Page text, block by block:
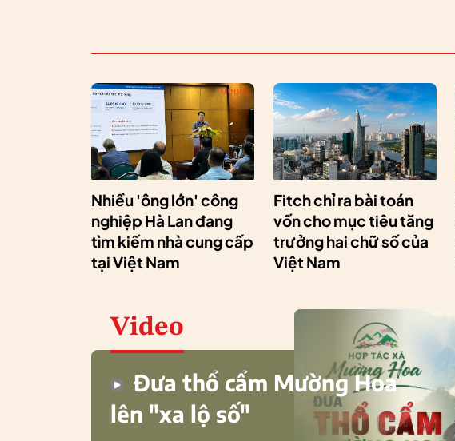
Nhiều 'ông lớn' công
nghiệp Hà Lan đang
tìm kiếm nhà cung cấp
tại Việt Nam
Fitch chỉ ra bài toán
vốn cho mục tiêu tăng
trưởng hai chữ số của
Việt Nam
Video
Đưa thổ cẩm Mường Hoa
lên "xa lộ số"